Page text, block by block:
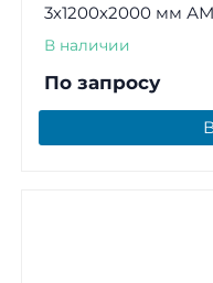
3х1200х2000 мм
В наличии
По запросу